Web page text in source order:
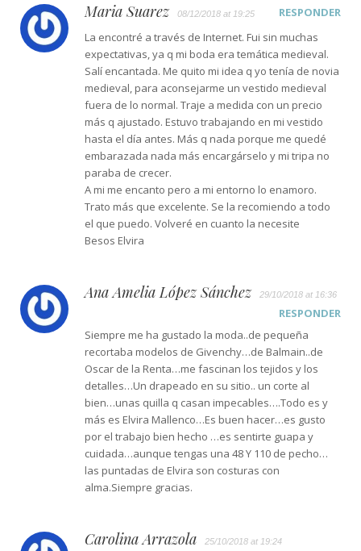
Maria Suarez 08/12/2018 at 19:25
RESPONDER
La encontré a través de Internet. Fui sin muchas
expectativas, ya q mi boda era temática medieval.
Salí encantada. Me quito mi idea q yo tenía de novia
medieval, para aconsejarme un vestido medieval
fuera de lo normal. Traje a medida con un precio
más q ajustado. Estuvo trabajando en mi vestido
hasta el día antes. Más q nada porque me quedé
embarazada nada más encargárselo y mi tripa no
paraba de crecer.
A mi me encanto pero a mi entorno lo enamoro.
Trato más que excelente. Se la recomiendo a todo
el que puedo. Volveré en cuanto la necesite
Besos Elvira
Ana Amelia López Sánchez 29/10/2018 at 16:36
RESPONDER
Siempre me ha gustado la moda..de pequeña
recortaba modelos de Givenchy…de Balmain..de
Oscar de la Renta…me fascinan los tejidos y los
detalles…Un drapeado en su sitio.. un corte al
bien…unas quilla q casan impecables….Todo es y
más es Elvira Mallenco…Es buen hacer…es gusto
por el trabajo bien hecho …es sentirte guapa y
cuidada…aunque tengas una 48 Y 110 de pecho…
las puntadas de Elvira son costuras con
alma.Siempre gracias.
Carolina Arrazola 25/10/2018 at 19:24